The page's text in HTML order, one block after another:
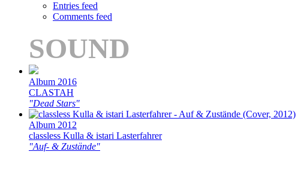
Entries feed
Comments feed
SOUND
Album 2016
CLASTAH
"Dead Stars"
Album 2012
classless Kulla & istari Lasterfahrer
"Auf- & Zustände"